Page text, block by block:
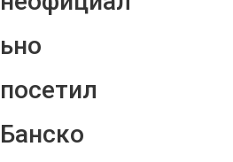
ьно
посетил
Банско